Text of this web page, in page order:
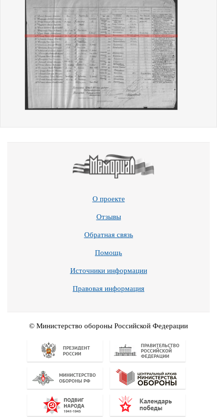
О проекте
Отзывы
Обратная связь
Помощь
Источники информации
Правовая информация
© Министерство обороны Российской Федерации